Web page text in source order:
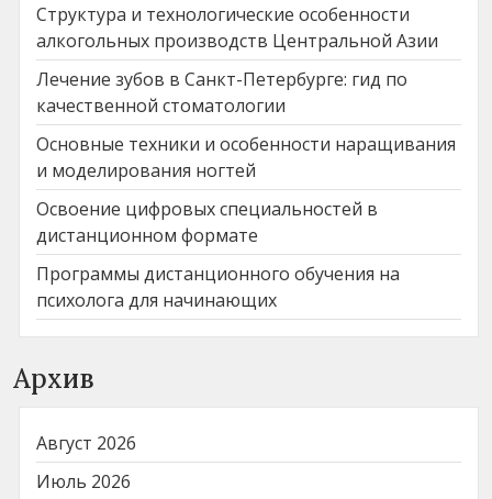
Структура и технологические особенности
алкогольных производств Центральной Азии
Лечение зубов в Санкт-Петербурге: гид по
качественной стоматологии
Основные техники и особенности наращивания
и моделирования ногтей
Освоение цифровых специальностей в
дистанционном формате
Программы дистанционного обучения на
психолога для начинающих
Архив
Август 2026
Июль 2026